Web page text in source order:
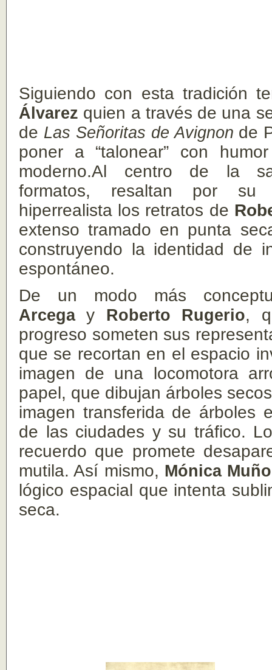
Siguiendo con esta tradición
Álvarez quien a través de una
de Las Señoritas de Avignon de
poner a “talonear” con
moderno.Al centro de la
formatos, resaltan por su
hiperrealista los retratos de
extenso tramado en punta
construyendo la identidad de
espontáneo.
De un modo más
Arcegay Roberto Rugerio,
progreso someten sus
que se recortan en el espacio
imagen de una locomotora
papel, que dibujan árboles
imagen transferida de árboles
de las ciudades y su tráfico.
recuerdo que promete
mutila. Así mismo, Mónica
lógico espacial que intenta
seca.